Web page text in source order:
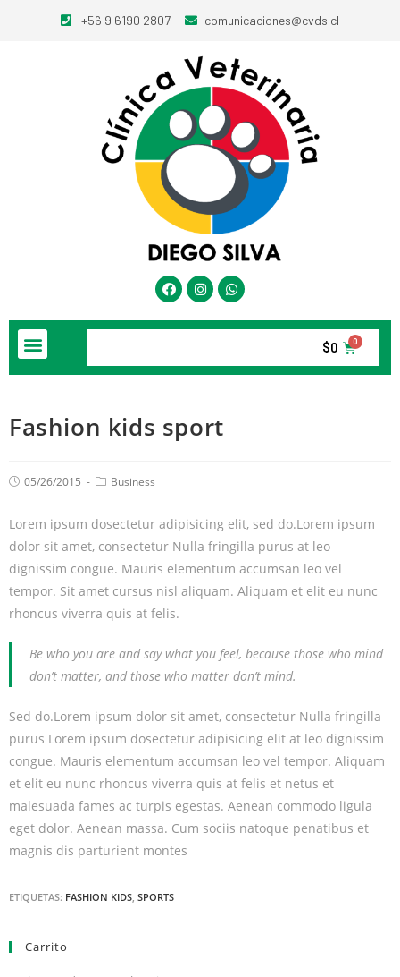
+56 9 6190 2807 comunicaciones@cvds.cl
$0
Fashion kids sport
05/26/2015 Business
Lorem ipsum dosectetur adipisicing elit, sed do.Lorem ipsum
dolor sit amet, consectetur Nulla fringilla purus at leo
dignissim congue. Mauris elementum accumsan leo vel
tempor. Sit amet cursus nisl aliquam. Aliquam et elit eu nunc
rhoncus viverra quis at felis.
Be who you are and say what you feel, because those who mind
don’t matter, and those who matter don’t mind.
Sed do.Lorem ipsum dolor sit amet, consectetur Nulla fringilla
purus Lorem ipsum dosectetur adipisicing elit at leo dignissim
congue. Mauris elementum accumsan leo vel tempor. Aliquam
et elit eu nunc rhoncus viverra quis at felis et netus et
malesuada fames ac turpis egestas. Aenean commodo ligula
eget dolor. Aenean massa. Cum sociis natoque penatibus et
magnis dis parturient montes
ETIQUETAS: FASHION KIDS, SPORTS
Carrito